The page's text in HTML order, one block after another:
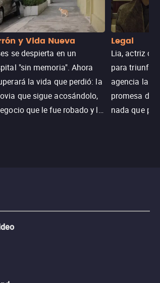
y Vida Nueva
se despierta en un
"sin memoria". Ahora
la vida que perdió: la
que sigue acosándolo,
que le fue robado y la
Legal
Lia, actriz
para triunfar
agencia la
promesa de
nada que